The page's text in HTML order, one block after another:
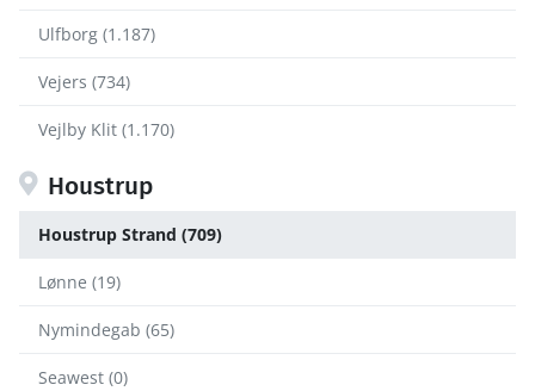
Ulfborg (1.187)
Vejers (734)
Vejlby Klit (1.170)
Houstrup
Houstrup Strand (709)
Lønne (19)
Nymindegab (65)
Seawest (0)